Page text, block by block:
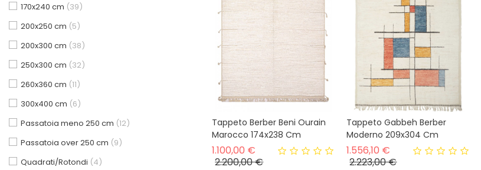
170x240 cm (39)
200x250 cm (5)
200x300 cm (38)
250x300 cm (32)
260x360 cm (11)
300x400 cm (6)
Passatoia meno 250 cm (12)
Passatoia over 250 cm (9)
Quadrati/Rotondi (4)
seasonal sale 30%
Tappeto Berber Beni Ourain
Marocco 174x238 Cm
1.100,00 € Prezzo base
2.200,00 €Prezzo
Tappeto Gabbeh Berber
Moderno 209x304 Cm
1.556,10 € Prezzo base
2.223,00 €Prezzo